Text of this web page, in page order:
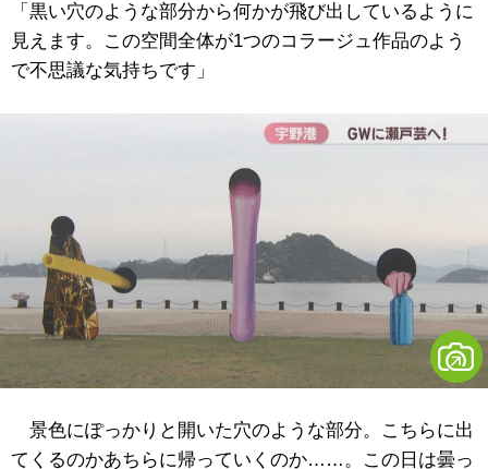
「黒い穴のような部分から何かが飛び出しているように
見えます。この空間全体が1つのコラージュ作品のよう
で不思議な気持ちです」
景色にぽっかりと開いた穴のような部分。こちらに出
てくるのかあちらに帰っていくのか……。この日は曇っ